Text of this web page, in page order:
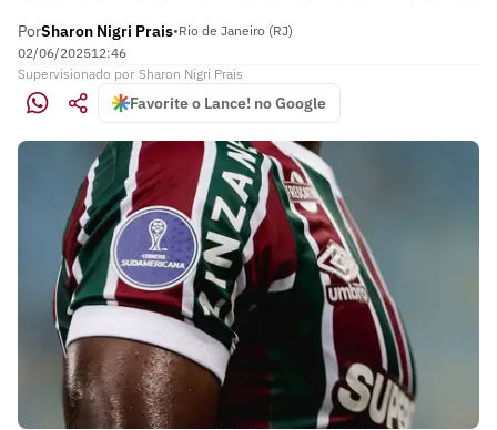
PorSharon Nigri Prais•Rio de Janeiro (RJ)
02/06/202512:46
Supervisionado por Sharon Nigri Prais
Favorite o Lance! no Google